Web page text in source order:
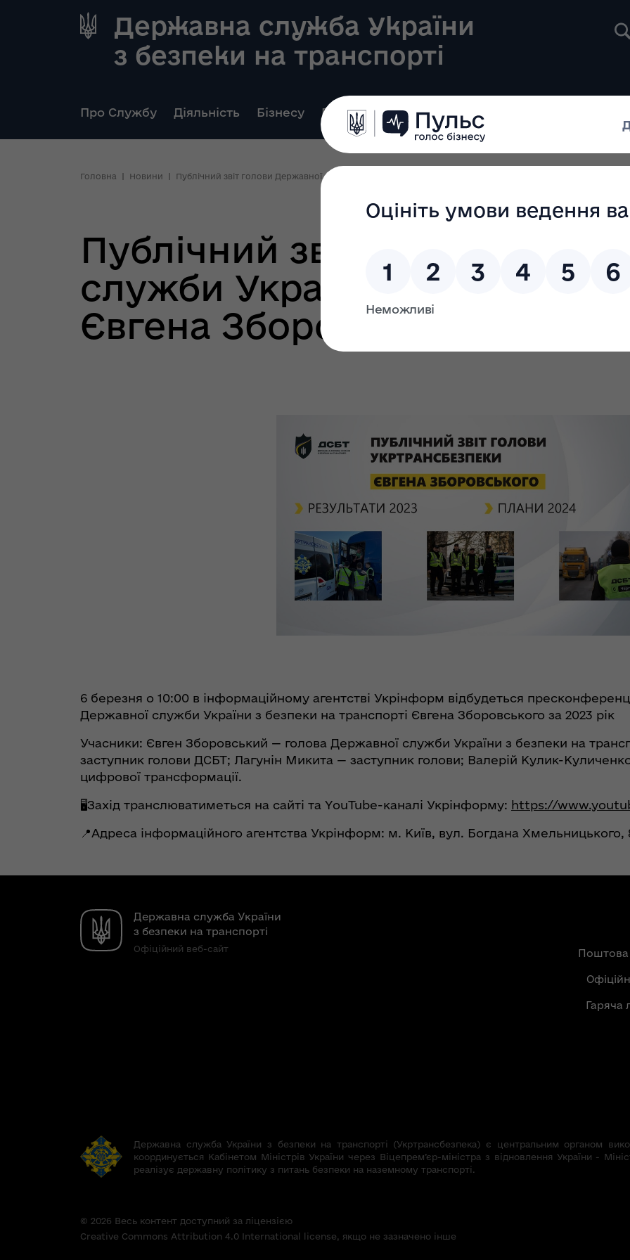
Державна служба України
з безпеки на транспорті
Про Службу Діяльність Бізнесу Реєстри Громадянам
Головна Новини Публічний звіт голови Державної служби України з безпеки на транспорті Євгена Зборовського за 2023
Публічний звіт голови
служби України з безпеки
Євгена Зборовського за
6 березня о 10:00 в інформаційному агентстві Укрінформ відбудеться
Державної служби України з безпеки на транспорті Євгена Зборовського за 2023 рік
Учасники: Євген Зборовський — голова Державної служби України з безпеки на
заступник голови ДСБТ; Лагунін Микита — заступник голови; Валерій Кулик-
цифрової трансформації.
🖥Захід транслюватиметься на сайті та YouTube-каналі Укрінформу: https://
📍Адреса інформаційного агентства Укрінформ: м. Київ, вул. Богдана Хмельницького,
Державна служба України
з безпеки на транспорті
Офіційний веб-сайт
Гаряча
Державна служба України з безпеки на транспорті (Укртрансбезпека) є центральним органом
координується Кабінетом Міністрів України через Віцепрем’єр-міністра з відновлення України -
реалізує державну політику з питань безпеки на наземному транспорті.
© 2026 Весь контент доступний за ліцензією
Creative Commons Attribution 4.0 International license, якщо не зазначено інше